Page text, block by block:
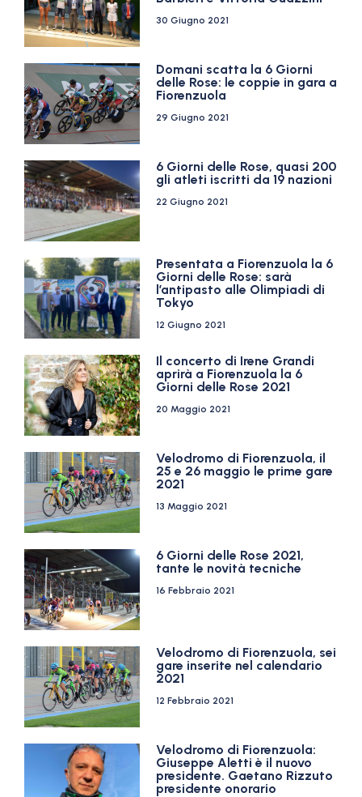
30 Giugno 2021
Domani scatta la 6 Giorni
delle Rose: le coppie in gara a
Fiorenzuola
29 Giugno 2021
6 Giorni delle Rose, quasi 200
gli atleti iscritti da 19 nazioni
22 Giugno 2021
Presentata a Fiorenzuola la 6
Giorni delle Rose: sarà
l’antipasto alle Olimpiadi di
Tokyo
12 Giugno 2021
Il concerto di Irene Grandi
aprirà a Fiorenzuola la 6
Giorni delle Rose 2021
20 Maggio 2021
Velodromo di Fiorenzuola, il
25 e 26 maggio le prime gare
2021
13 Maggio 2021
6 Giorni delle Rose 2021,
tante le novità tecniche
16 Febbraio 2021
Velodromo di Fiorenzuola, sei
gare inserite nel calendario
2021
12 Febbraio 2021
Velodromo di Fiorenzuola:
Giuseppe Aletti è il nuovo
presidente. Gaetano Rizzuto
presidente onorario